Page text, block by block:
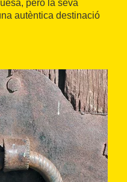
però la seva
autèntica destinació